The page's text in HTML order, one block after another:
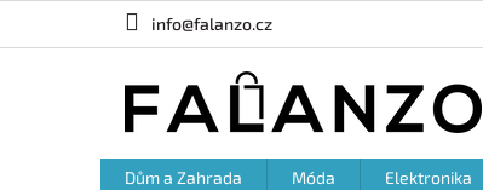
info@falanzo.cz
Dům a Zahrada Móda Elektronika